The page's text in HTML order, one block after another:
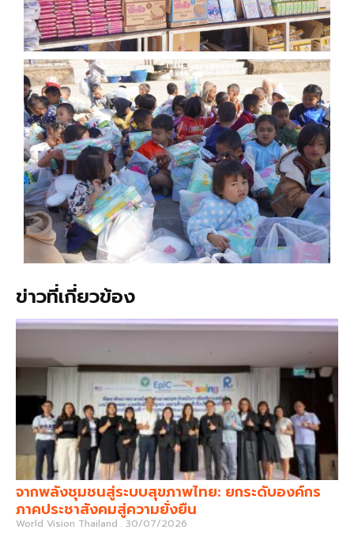
ข่าวที่เกี่ยวข้อง
จากพลังชุมชนสู่ระบบสุขภาพไทย: ยกระดับองค์กร
ภาคประชาสังคมสู่ความยั่งยืน
World Vision Thailand 30/07/2026